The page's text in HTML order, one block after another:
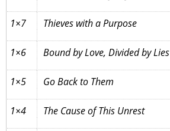
1×7 Thieves with a Purpose
1×6 Bound by Love, Divided by Lies
1×5 Go Back to Them
1×4 The Cause of This Unrest